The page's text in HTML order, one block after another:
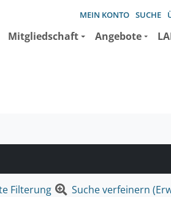
MEIN KONTO SUCHE
Mitgliedschaft Angebote
Filterung Suche verfeinern